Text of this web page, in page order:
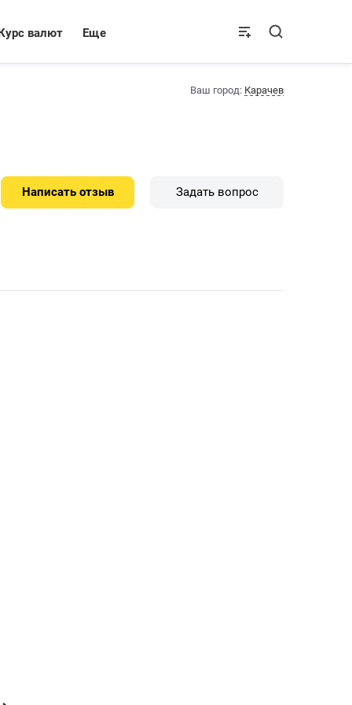
валют Еще
Ваш город: Карачев
Написать отзыв Задать вопрос